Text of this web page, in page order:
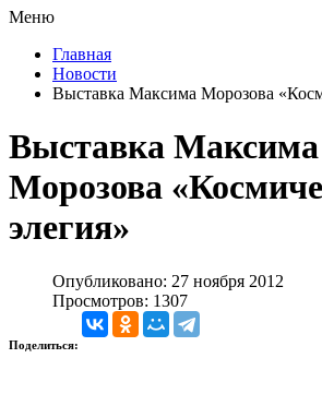
Меню
Главная
Новости
Выставка Максима Морозова
Выставка Максима
Морозова
элегия»
Опубликовано: 27 ноября 2012
Просмотров: 1307
Поделиться: